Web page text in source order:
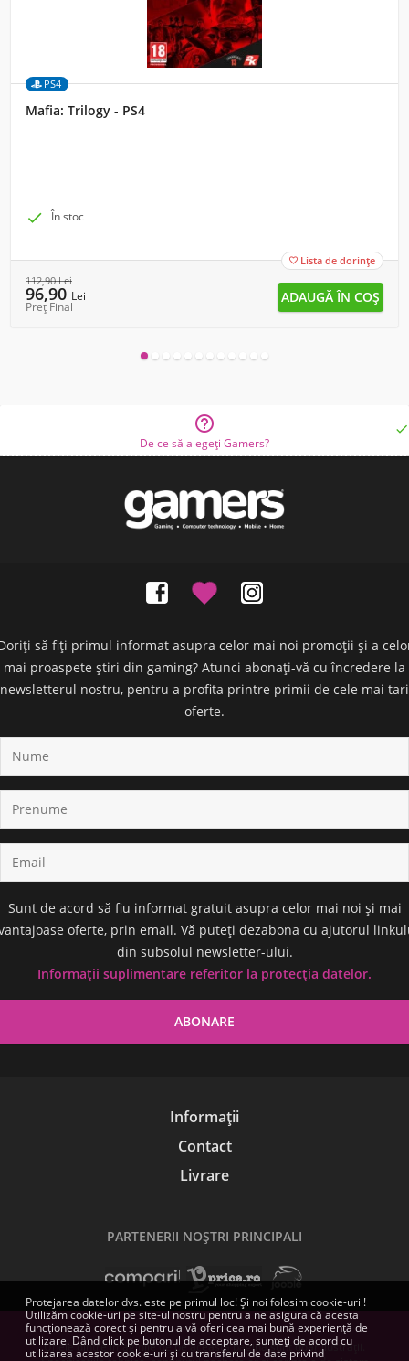
PS4
Mafia: Trilogy - PS4
 În stoc
 Lista de dorințe
112,90Lei
96,90 Lei
Preț Final

De ce să alegeți Gamers?

să fiți primul informat asupra celor mai noi promoții și a
mai proaspete știri din gaming? Atunci abonați-vă cu încredere la
newsletterul nostru, pentru a profita printre primii de cele mai tari
oferte.
Sunt de acord să fiu informat gratuit asupra celor mai noi și mai
oferte, prin email. Vă puteți dezabona cu ajutorul
din subsolul newsletter-ului.
Informații suplimentare referitor la protecția datelor.
Informații
Contact
Livrare
PARTENERII NOŞTRI PRINCIPALI
Unele dintre imaginile de pe această pagină sunt doar ilustrații.
Protejarea datelor dvs. este pe primul loc! Și noi folosim cookie-uri !
Utilizăm cookie-uri pe site-ul nostru pentru a ne asigura că acesta
funcționează corect și pentru a vă oferi cea mai bună experiență de
utilizare. Dând click pe butonul de acceptare, sunteți de acord cu
utilizarea acestor cookie-uri și cu transferul de date privind